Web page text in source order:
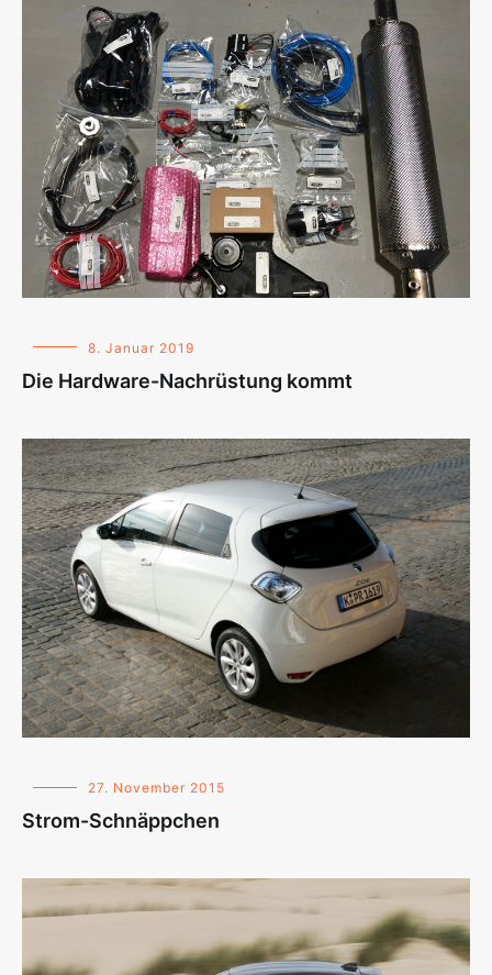
8. Januar 2019
Die Hardware-Nachrüstung kommt
27. November 2015
Strom-Schnäppchen